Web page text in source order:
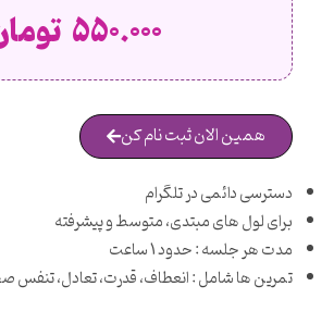
550.000 تومان
همین الان ثبت نام کن
دسترسی دائمی در تلگرام
برای لول های مبتدی، متوسط و پیشرفته
مدت هر جلسه : حدود 1 ساعت
تمرین ها شامل : انعطاف، قدرت، تعادل، تنفس